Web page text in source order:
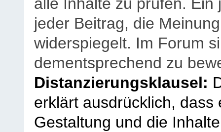
jeder Beitrag, die
widerspiegelt. Im Forum
dementsprechend zu
Distanzierungsklausel:
erklärt ausdrücklich,
Gestaltung und die